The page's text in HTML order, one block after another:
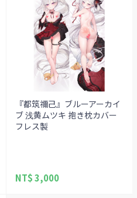
『都筑禰己』ブルーアーカイ
ブ 浅黄ムツキ 抱き枕カバー
フレス製
NT$ 3,000